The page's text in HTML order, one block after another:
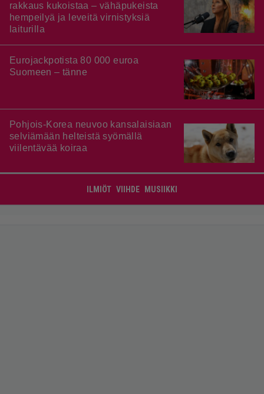
rakkaus kukoistaa – vähäpukeista
hempeilyä ja leveitä virnistyksiä
laiturilla
Eurojackpotista 80 000 euroa
Suomeen – tänne
Pohjois-Korea neuvoo kansalaisiaan
selviämään helteistä syömällä
viilentävää koiraa
ILMIÖT VIIHDE MUSIIKKI